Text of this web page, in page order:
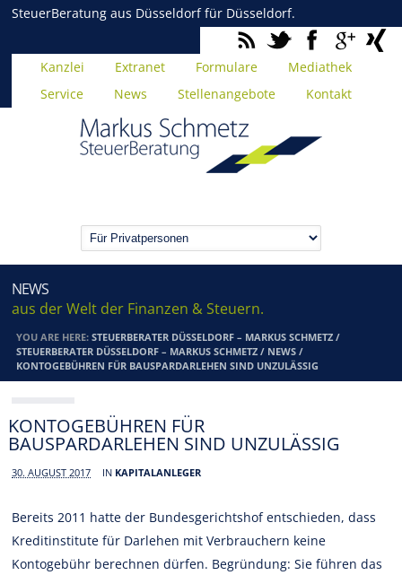
SteuerBeratung aus Düsseldorf für Düsseldorf.
Kanzlei Extranet Formulare
Mediathek
Service
News Stellenangebote Kontakt
NEWS
aus der Welt der Finanzen & Steuern.
YOU ARE HERE:STEUERBERATER DÜSSELDORF – MARKUS SCHMETZ /
STEUERBERATER DÜSSELDORF – MARKUS SCHMETZ / NEWS /
KONTOGEBÜHREN FÜR BAUSPARDARLEHEN SIND UNZULÄSSIG
KONTOGEBÜHREN FÜR
BAUSPARDARLEHEN SIND UNZULÄSSIG
30. AUGUST 2017 IN KAPITALANLEGER
Bereits 2011 hatte der Bundesgerichtshof entschieden, dass
Kreditinstitute für Darlehen mit Verbrauchern keine
Kontogebühr berechnen dürfen. Begründung: Sie führen das